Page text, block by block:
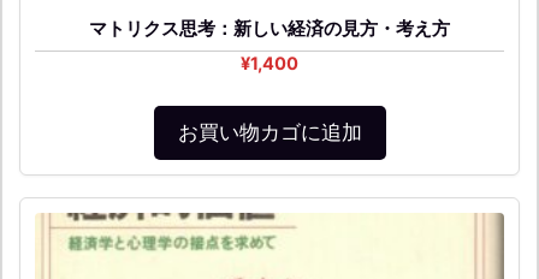
マトリクス思考：新しい経済の見方・考え方
¥1,400
お買い物カゴに追加